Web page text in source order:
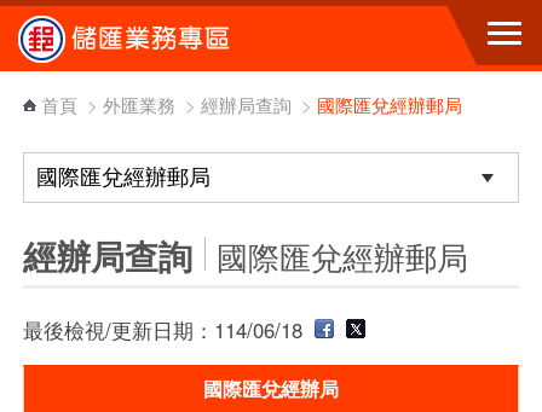
跳到主要內容區塊
首頁 > 外匯業務 > 經辦局查詢 > 國際匯兌經辦郵局
經辦局查詢 國際匯兌經辦郵局
最後檢視/更新日期：114/06/18
國際匯兌經辦局